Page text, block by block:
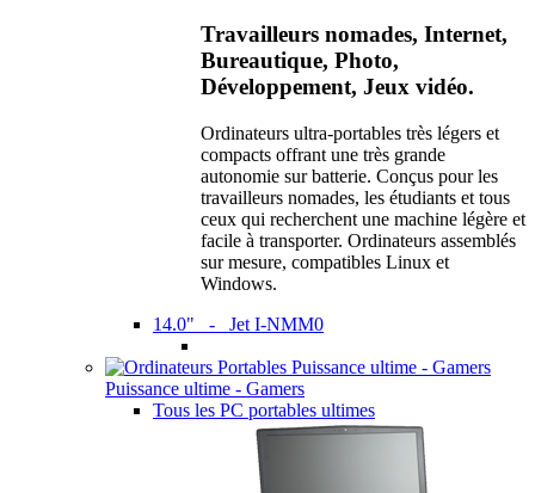
Travailleurs nomades, Internet,
Bureautique, Photo,
Développement, Jeux vidéo.
Ordinateurs ultra-portables très légers et
compacts offrant une très grande
autonomie sur batterie. Conçus pour les
travailleurs nomades, les étudiants et tous
ceux qui recherchent une machine légère et
facile à transporter. Ordinateurs assemblés
sur mesure, compatibles Linux et
Windows.
14.0" - Jet I-NMM0
Puissance ultime - Gamers
Tous les PC portables ultimes